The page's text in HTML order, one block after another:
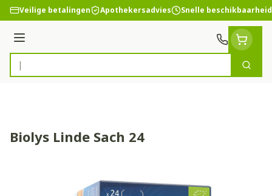
Ga naar de inhoud
Veilige betalingen Apothekersadvies Snelle beschikbaarheid
Menu
Product, merk, categorie...
Zoek
Biolys Linde Sach 24